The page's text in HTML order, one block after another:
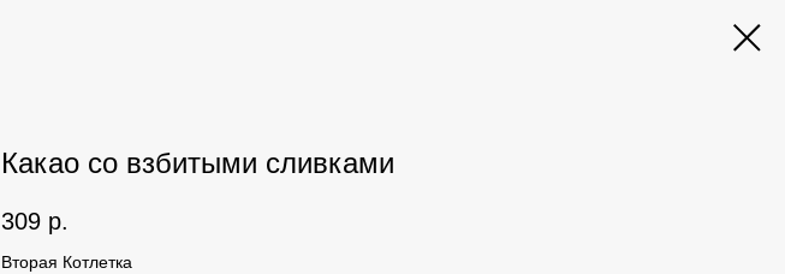
Какао со взбитыми сливками
309 р.
Вторая Котлетка